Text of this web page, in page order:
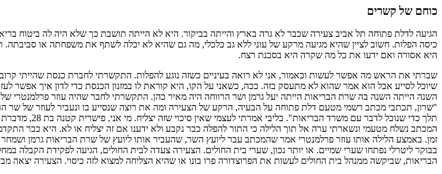
כוחם של קשרים
הגיעה לדלת פתוחה תל אביב צעירה שכבר לא גרה בארץ והייתה בביקור. היא לא הייתה תושבת כך שלא היה לה ביטוח
כיסה הפלות. חשוב לציין שהיא מגיעה מרקע של עוני ללא גב כלכלי, מה גם שהיא לא יכלה לשתף את משפחתה או
היא אסורה ואם ידעו את כל מה שקרה היא בסכנת רצח.
שברתי את הראש מה אפשר לעשות וכאמור, אני לא רואה בעיניים כשזה נוגע להפלות. התקשרתי לחברת כנסת שהייתי
שיוכל לסייע אבל הוא אמר שהוא לא מתעסק בזה. ככה, כשאני על הקו, היא קוראת לו במזנון הכנסת כדי לדון איך אפשר
השנה הייתה השנה בה שרת הבריאות הייתה יעל גרמן ושר הרווחה היה מאיר כהן. התקשרתי לחבר שהיה עוזר פרלמנטרי
"שרון, תכתבי מכתב רשמי מטעם דלת פתוחה על הבעיה, הרקע של הצעירה ומה את רוצה שנסייע בו ונעביר לעוזר של שר
תלך כדי שנוכל לדבר עם משרד הבריאות". בליבי אמרתי לעצמי שאין סיכוי שזה יצליח. מי אני, פישרית קטנה בת 28, מדברת עם הגדולים ומנסה להגיע למיצוי זכויות של צעירה במצוקה.
המכתב נשלח מטעמי ונשארתי ערה אל תוך הלילה כי התור להפלה כבר נקבע ולא ידענו אם זה יצליח או לא. היא כבר
זמן. באמצע הלילה אותו עוזר פרלמנטרי אמר שהמכתב עבר ליועץ השר, שהעביר אותו ליועץ של שרת הבריאות גרמן ושמחר
בבוקר ליטרלי נפתחו שערי שמיים. או יותר נכון, שערי בית החולים. הצעירה צעדה לבית החולים, הגיעה לפקידת הקבלה
הבריאות, שביקשה ממנהל בית החולים לעשות את הפרוצדורה פרו בונו או שהיא הצליחה למצוא לזה כיסוי. הצעירה